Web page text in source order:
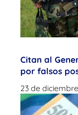
Citan al
por falsos
23 de